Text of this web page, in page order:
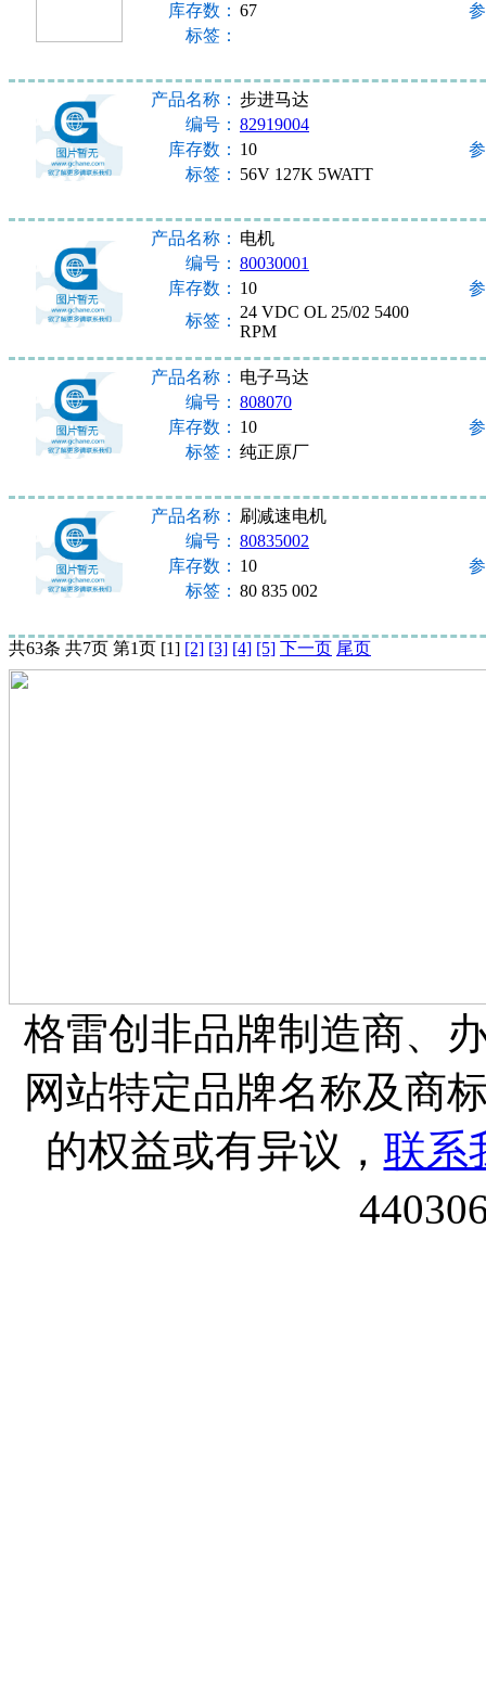
库存数： 67
标签：
产品名称： 步进马达
编号： 82919004
库存数： 10
标签： 56V 127K 5WATT
产品名称： 电机
编号： 80030001
库存数： 10
标签： 24 VDC OL 25/02 5400
RPM
产品名称： 电子马达
编号： 808070
库存数： 10
标签： 纯正原厂
产品名称： 刷减速电机
编号： 80835002
库存数： 10
标签： 80 835 002
共63条 共7页 第1页 [1] [2] [3] [4] [5] 下一页 尾页
格雷创非品牌制造商、
网站特定品牌名称及商
的权益或有异议， 联系